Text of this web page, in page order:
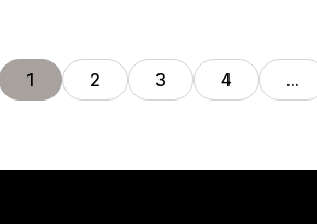
1 2 3 4 …